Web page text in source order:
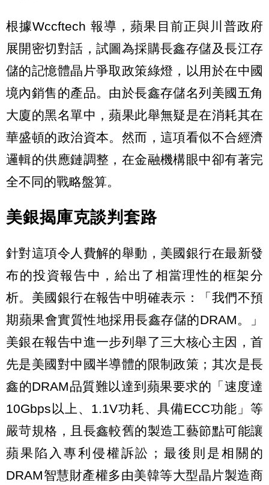
根據Wccftech 報導，蘋果目前正與川普政府
展開密切對話，試圖為採購長鑫存儲及長江存
儲的記憶體晶片爭取政策綠燈，以用於在中國
境內銷售的產品。由於長鑫存儲名列美國五角
大廈的黑名單中，蘋果此舉無疑是在消耗其在
華盛頓的政治資本。然而，這項看似不合經濟
邏輯的供應鏈調整，在金融機構眼中卻有著完
全不同的戰略盤算。
美銀揭庫克談判套路
針對這項令人費解的舉動，美國銀行在最新發
布的投資報告中，給出了相當理性的框架分
析。美國銀行在報告中明確表示：「我們不預
期蘋果會實質性地採用長鑫存儲的DRAM。」
美銀在報告中進一步列舉了三大核心主因，首
先是美國對中國半導體的限制政策；其次是長
鑫的DRAM品質難以達到蘋果要求的「速度達
10Gbps以上、1.1V功耗、具備ECC功能」等
嚴苛規格，且長鑫較舊的製造工藝節點可能讓
蘋果陷入專利侵權訴訟；最後則是相關的
DRAM智慧財產權多由美韓等大型晶片製造商